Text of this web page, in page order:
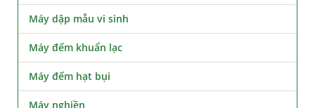
Máy dập mẫu vi sinh
Máy đếm khuẩn lạc
Máy đếm hạt bụi
Máy nghiền